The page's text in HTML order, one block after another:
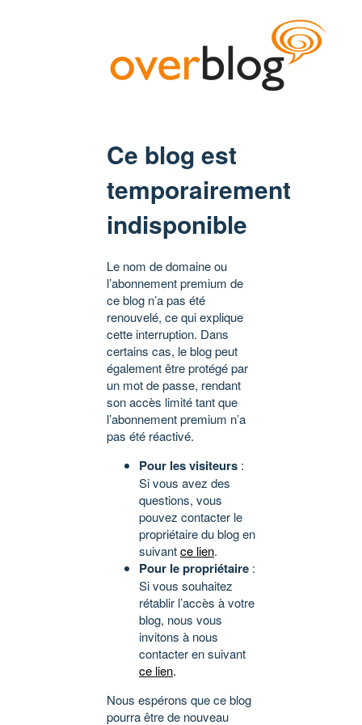
Ce blog est
temporairement
indisponible
Le nom de domaine ou
l’abonnement premium de
ce blog n’a pas été
renouvelé, ce qui explique
cette interruption. Dans
certains cas, le blog peut
également être protégé par
un mot de passe, rendant
son accès limité tant que
l’abonnement premium n’a
pas été réactivé.
Pour les visiteurs :
Si vous avez des
questions, vous
pouvez contacter le
propriétaire du blog en
suivantce lien.
Pour le propriétaire :
Si vous souhaitez
rétablir l’accès à votre
blog, nous vous
invitons à nous
contacter en suivant
ce lien.
Nous espérons que ce blog
pourra être de nouveau